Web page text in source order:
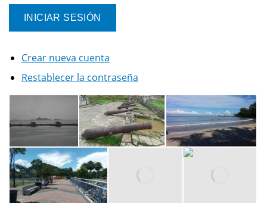
Crear nueva cuenta
Restablecer la contraseña